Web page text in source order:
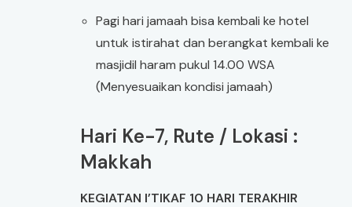
Pagi hari jamaah bisa kembali ke hotel
untuk istirahat dan berangkat kembali ke
masjidil haram pukul 14.00 WSA
(Menyesuaikan kondisi jamaah)
Hari Ke-7, Rute / Lokasi :
Makkah
KEGIATAN I’TIKAF 10 HARI TERAKHIR